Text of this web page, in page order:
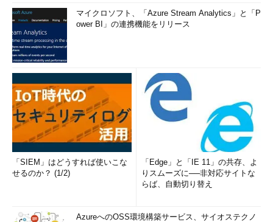
マイクロソフト、「Azure Stream Analytics」と「P
ower BI」の連携機能をリリース
「SIEM」はどうすれば使いこな
せるのか？ (1/2)
「Edge」と「IE 11」の共存、よ
りスムーズに──非対応サイトな
らば、自動切り替え
AzureへのOSS環境構築サービス、サイオステクノ